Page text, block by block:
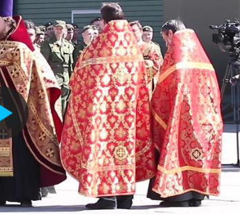
видео